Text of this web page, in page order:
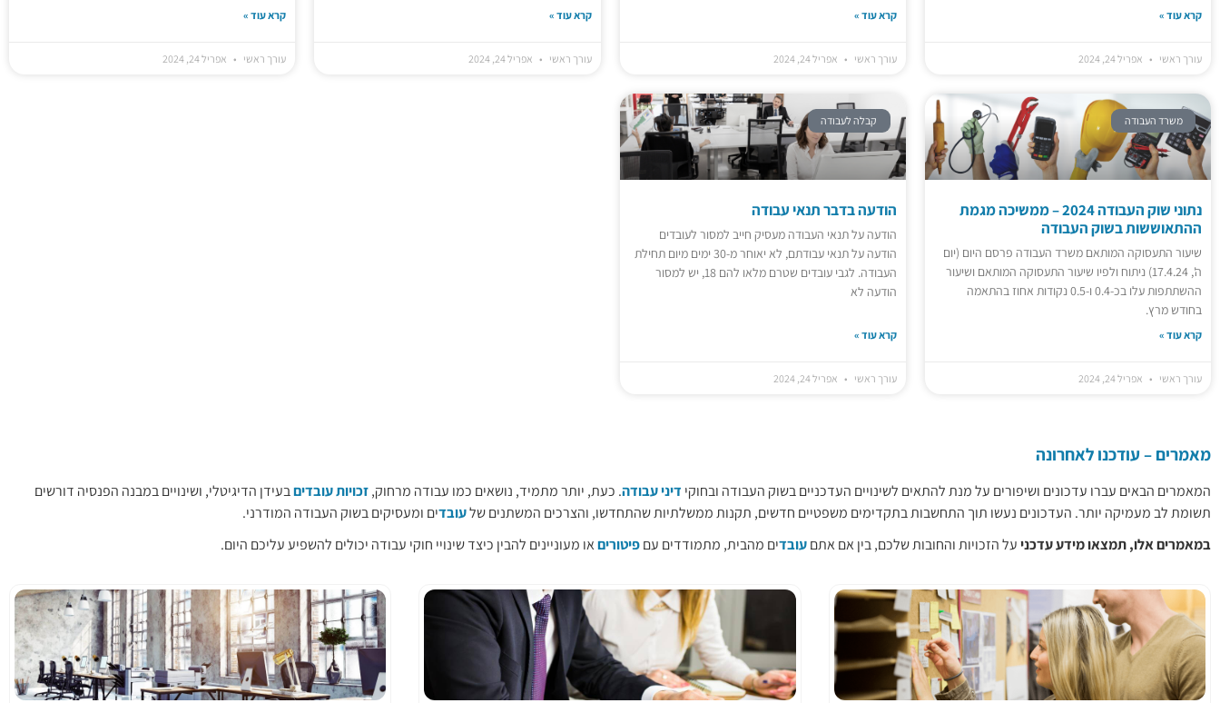
קרא עוד »
עורך ראשי אפריל 24, 2024
קרא עוד »
עורך ראשי אפריל 24, 2024
קרא עוד »
עורך ראשי אפריל 24, 2024
קרא עוד »
עורך ראשי אפריל 24, 2024
משרד העבודה
נתוני שוק העבודה 2024 – ממשיכה מגמת
ההתאוששות בשוק העבודה
שיעור התעסוקה המותאם משרד העבודה פרסם היום (יום
ה', 17.4.24) ניתוח ולפיו שיעור התעסוקה המותאם ושיעור
ההשתתפות עלו בכ-0.4 ו-0.5 נקודות אחוז בהתאמה
בחודש מרץ.
קרא עוד »
עורך ראשי אפריל 24, 2024
קבלה לעבודה
הודעה בדבר תנאי עבודה
הודעה על תנאי העבודה מעסיק חייב למסור לעובדים
הודעה על תנאי עבודתם, לא יאוחר מ-30 ימים מיום תחילת
העבודה. לגבי עובדים שטרם מלאו להם 18, יש למסור
הודעה לא
קרא עוד »
עורך ראשי אפריל 24, 2024
מאמרים – עודכנו לאחרונה
המאמרים הבאים עברו עדכונים ושיפורים על מנת להתאים לשינויים העדכניים בשוק העבודה ובחוקי דיני עבודה. כעת, יותר מתמיד, נושאים כמו עבודה מרחוק,זכויות עובדיםבעידן הדיגיטלי, ושינויים במבנה הפנסיה דורשים
תשומת לב מעמיקה יותר. העדכונים נעשו תוך התחשבות בתקדימים משפטיים חדשים, תקנות ממשלתיות שהתחדשו, והצרכים המשתנים שלעובדים ומעסיקים בשוק העבודה המודרני.
במאמרים אלו, תמצאו מידע עדכניעל הזכויות והחובות שלכם, בין אם אתםעובדים מהבית, מתמודדים עםפיטוריםאו מעוניינים להבין כיצד שינויי חוקי עבודה יכולים להשפיע עליכם היום.